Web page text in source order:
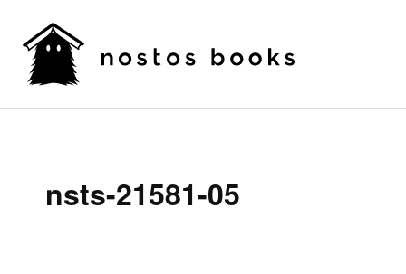
nsts-21581-05